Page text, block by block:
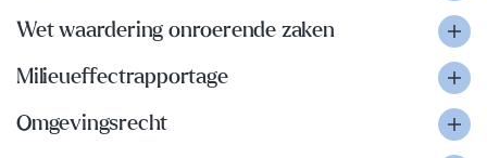
Wet waardering onroerende zaken
Milieueffectrapportage
Omgevingsrecht